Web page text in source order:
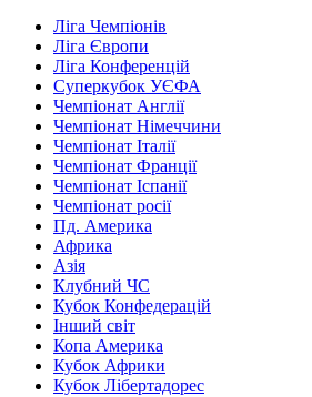
Ліга Чемпіонів
Ліга Європи
Ліга Конференцій
Суперкубок УЄФА
Чемпіонат Англії
Чемпіонат Німеччини
Чемпіонат Італії
Чемпіонат Франції
Чемпіонат Іспанії
Чемпіонат росії
Пд. Америка
Африка
Азія
Клубний ЧС
Кубок Конфедерацій
Інший світ
Копа Америка
Кубок Африки
Кубок Лібертадорес